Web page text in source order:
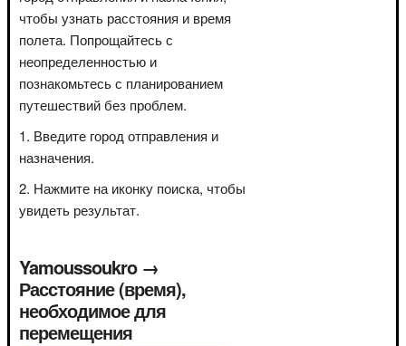
чтобы узнать расстояния и время
полета. Попрощайтесь с
неопределенностью и
познакомьтесь с планированием
путешествий без проблем.
Введите город отправления и
назначения.
Нажмите на иконку поиска, чтобы
увидеть результат.
Yamoussoukro →
Расстояние (время),
необходимое для
перемещения